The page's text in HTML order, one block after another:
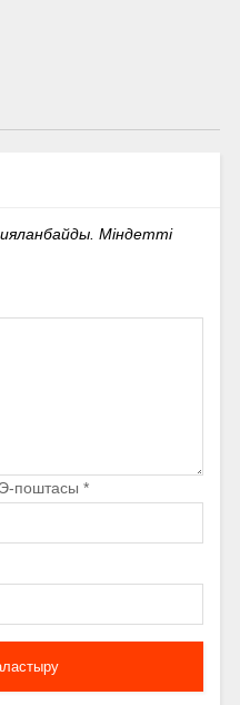
Міндетті
Э-поштасы *